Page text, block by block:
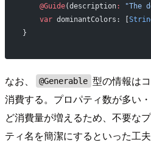
    @Guide
(description:
"The
    var
dominantColors: [
}
なお、 @Generable 型の情報は
消費する。プロパティ数が多い・
ど消費量が増えるため、不要な
ティ名を簡潔にするといった工夫